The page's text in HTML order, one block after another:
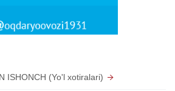
ISHONCH (Yo'l xotiralari)